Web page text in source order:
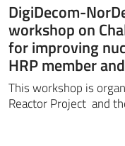
DigiDecom-
workshop on
for improving
HRP member
This workshop is
Reactor Project and